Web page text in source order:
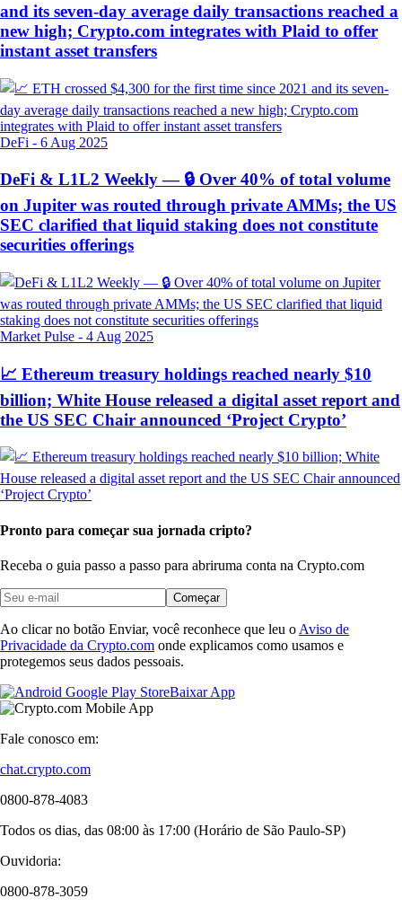
and its seven-day average daily transactions reached a
new high; Crypto.com integrates with Plaid to offer
instant asset transfers
DeFi - 6 Aug 2025
DeFi & L1L2 Weekly — 🔒 Over 40% of total volume
on Jupiter was routed through private AMMs; the US
SEC clarified that liquid staking does not constitute
securities offerings
Market Pulse - 4 Aug 2025
📈 Ethereum treasury holdings reached nearly $10
billion; White House released a digital asset report and
the US SEC Chair announced ‘Project Crypto’
Pronto para começar sua jornada cripto?
Receba o guia passo a passo para abriruma conta na Crypto.com
Começar
Ao clicar no botão Enviar, você reconhece que leu o Aviso de
Privacidade da Crypto.com onde explicamos como usamos e
protegemos seus dados pessoais.
Baixar App
Fale conosco em:
chat.crypto.com
0800-878-4083
Todos os dias, das 08:00 às 17:00 (Horário de São Paulo-SP)
Ouvidoria:
0800-878-3059